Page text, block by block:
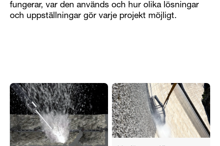
fungerar, var den används och hur olika lösningar
och uppställningar gör varje projekt möjligt.